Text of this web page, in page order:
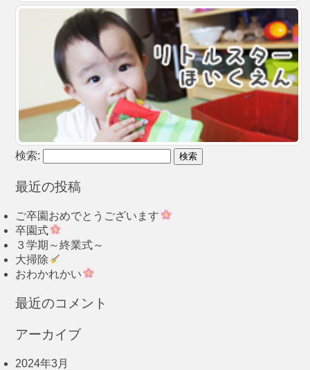
検索:
最近の投稿
ご卒園おめでとうございます
卒園式
３学期～終業式～
大掃除
おわかれかい
最近のコメント
アーカイブ
2024年3月